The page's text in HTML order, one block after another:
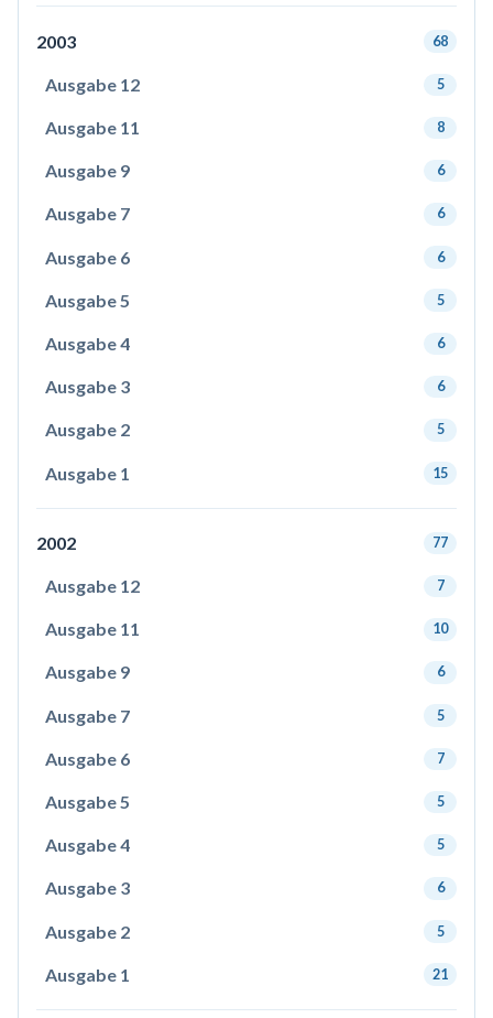
2003 68
Ausgabe 12 5
Ausgabe 11 8
Ausgabe 9 6
Ausgabe 7 6
Ausgabe 6 6
Ausgabe 5 5
Ausgabe 4 6
Ausgabe 3 6
Ausgabe 2 5
Ausgabe 1 15
2002 77
Ausgabe 12 7
Ausgabe 11 10
Ausgabe 9 6
Ausgabe 7 5
Ausgabe 6 7
Ausgabe 5 5
Ausgabe 4 5
Ausgabe 3 6
Ausgabe 2 5
Ausgabe 1 21